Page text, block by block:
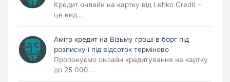
Кредит онлайн на картку від Lehko Credit –
це вид…
Аміго кредит на Візьму гроші в борг під
розписку і під відсоток терміново
Пропонуємо онлайн кредитування на картку
до 25 000…